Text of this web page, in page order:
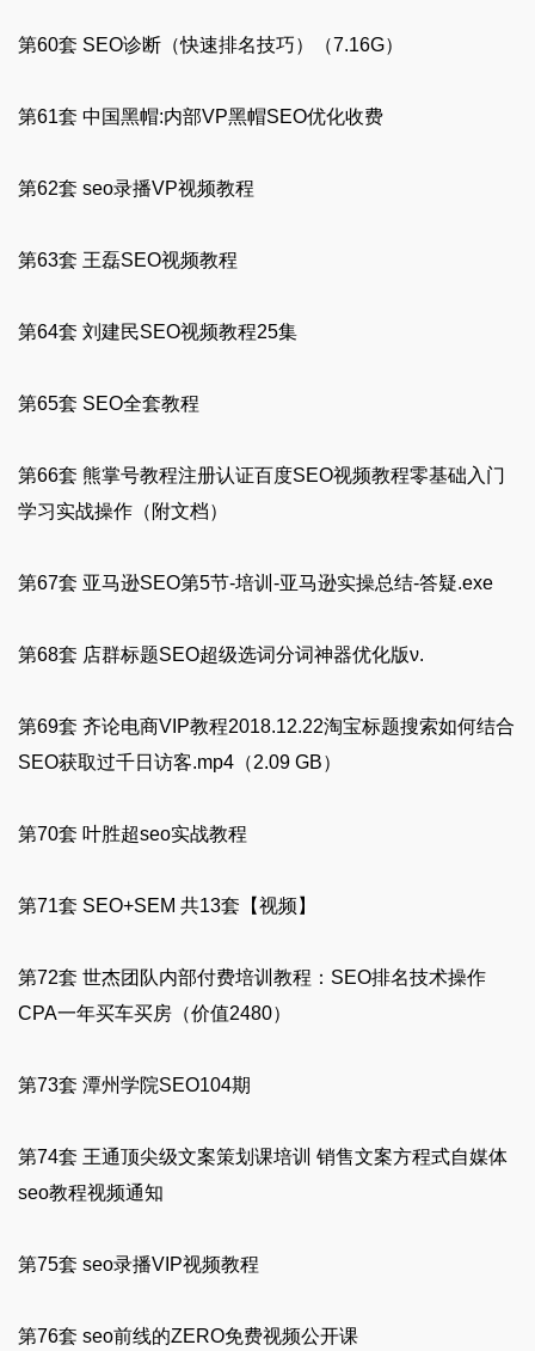
第60套 SEO诊断（快速排名技巧）（7.16G）
第61套 中国黑帽:内部VP黑帽SEO优化收费
第62套 seo录播VP视频教程
第63套 王磊SEO视频教程
第64套 刘建民SEO视频教程25集
第65套 SEO全套教程
第66套 熊掌号教程注册认证百度SEO视频教程零基础入门
学习实战操作（附文档）
第67套 亚马逊SEO第5节-培训-亚马逊实操总结-答疑.exe
第68套 店群标题SEO超级选词分词神器优化版ν.
第69套 齐论电商VIP教程2018.12.22淘宝标题搜索如何结合
SEO获取过千日访客.mp4（2.09 GB）
第70套 叶胜超seo实战教程
第71套 SEO+SEM 共13套【视频】
第72套 世杰团队内部付费培训教程：SEO排名技术操作
CPA一年买车买房（价值2480）
第73套 潭州学院SEO104期
第74套 王通顶尖级文案策划课培训 销售文案方程式自媒体
seo教程视频通知
第75套 seo录播VIP视频教程
第76套 seo前线的ZERO免费视频公开课